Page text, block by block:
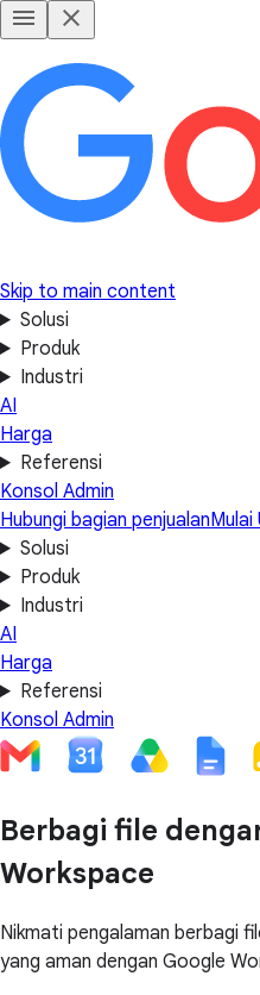
Skip to main content
Solusi
Produk
Industri
AI
Harga
Referensi
Konsol Admin
Hubungi bagian penjualanMulai
Solusi
Produk
Industri
AI
Harga
Referensi
Konsol Admin
Berbagi file
Workspace
Nikmati pengalaman berbagi
yang aman dengan Google